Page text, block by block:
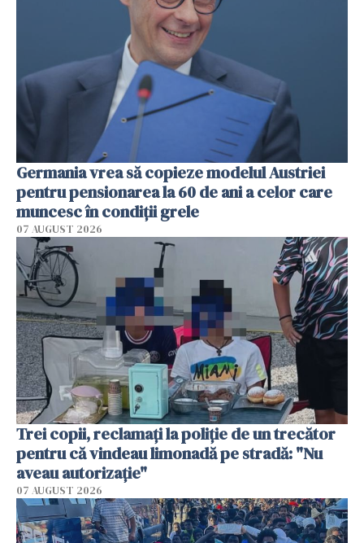
Germania vrea să copieze modelul Austriei
pentru pensionarea la 60 de ani a celor care
muncesc în condiții grele
07 AUGUST 2026
Trei copii, reclamați la poliție de un trecător
pentru că vindeau limonadă pe stradă: "Nu
aveau autorizație"
07 AUGUST 2026